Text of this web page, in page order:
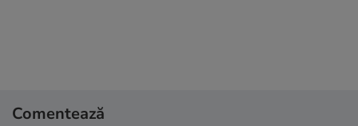
Comentează